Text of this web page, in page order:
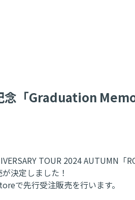
念「Graduation
TOUR 2024 AUTUMN
決定しました！
で先行受注販売を行います。